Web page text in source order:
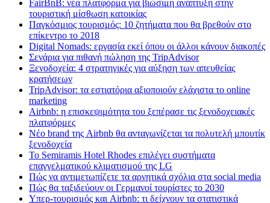
FairBnB: νέα πλατφόρμα για βιώσιμη ανάπτυξη στην
τουριστική μίσθωση κατοικίας
Παγκόσμιος τουρισμός: 10 ζητήματα που θα βρεθούν στο
επίκεντρο το 2018
Digital Nomads: εργασία εκεί όπου οι άλλοι κάνουν διακοπές
Σενάρια για πιθανή πώληση της TripAdvisor
Ξενοδοχεία: 4 στρατηγικές για αύξηση των απευθείας
κρατήσεων
TripAdvisor: τα εστιατόρια αξιοποιούν ελάχιστα το online
marketing
Airbnb: η επισκεψιμότητα του ξεπέρασε τις ξενοδοχειακές
πλατφόρμες
Nέο brand της Airbnb θα ανταγωνίζεται τα πολυτελή μπουτίκ
ξενοδοχεία
Το Semiramis Hotel Rhodes επιλέγει συστήματα
επαγγελματικού κλιματισμού της LG
Πώς να αντιμετωπίζετε τα αρνητικά σχόλια στα social media
Πώς θα ταξιδεύουν οι Γερμανοί τουρίστες το 2030
Υπερ-τουρισμός και Airbnb: τι δείχνουν τα στατιστικά